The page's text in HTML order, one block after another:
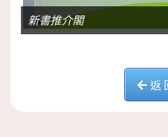
新書推介閣
返